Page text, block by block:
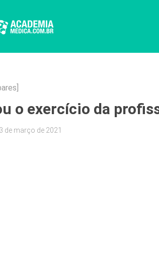
o exercício da
de março de 2021